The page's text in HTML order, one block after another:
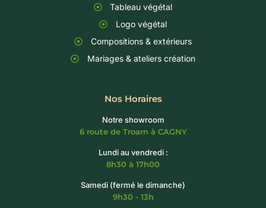
Tableau végétal
Logo végétal
Compositions & extérieurs
Mariages & ateliers création
Nos Horaires
Notre showroom
6 route de Troarn à CAGNY
Lundi au vendredi :
8h30 à 17h00
Samedi (fermé le dimanche)
9h30 - 13h